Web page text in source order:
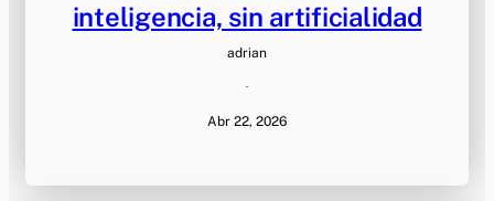
inteligencia, sin artificialidad
adrian
·
Abr 22, 2026